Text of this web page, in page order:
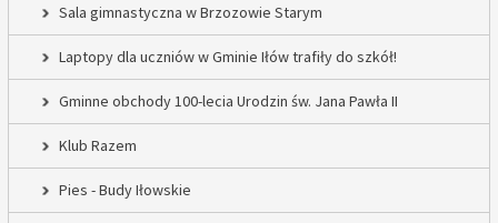
Sala gimnastyczna w Brzozowie Starym
Laptopy dla uczniów w Gminie Iłów trafiły do szkół!
Gminne obchody 100-lecia Urodzin św. Jana Pawła II
Klub Razem
Pies - Budy Iłowskie